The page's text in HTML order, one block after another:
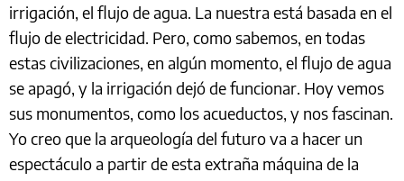
irrigación, el flujo de agua. La nuestra está basada en el
flujo de electricidad. Pero, como sabemos, en todas
estas civilizaciones, en algún momento, el flujo de agua
se apagó, y la irrigación dejó de funcionar. Hoy vemos
sus monumentos, como los acueductos, y nos fascinan.
Yo creo que la arqueología del futuro va a hacer un
espectáculo a partir de esta extraña máquina de la